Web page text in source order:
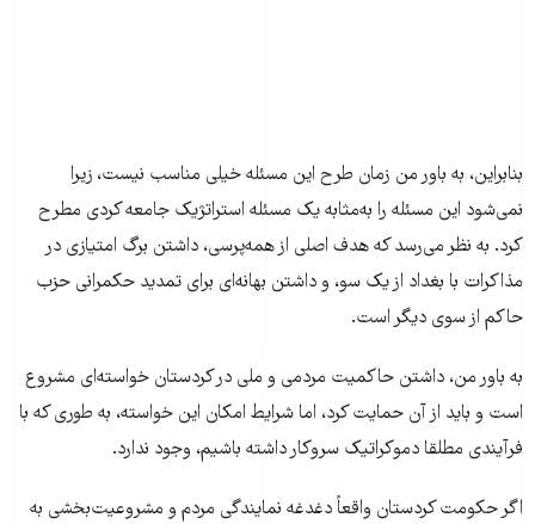
بنابراین، به باور من زمان طرح این مسئله خیلی مناسب نیست، زیرا
نمی‌شود این مسئله را به‌مثابه یک مسئله استراتژیک جامعه کردی مطرح
کرد. به نظر می‌رسد که هدف اصلی از همه‌پرسی، داشتن برگ امتیازی در
مذاکرات با بغداد از یک سو، و داشتن بهانه‌ای برای تمدید حکمرانی حزب
حاکم از سوی دیگر است.
به باور من، داشتن حاکمیت مردمی و ملی در کردستان خواسته‌ای مشروع
است و باید از آن حمایت کرد، اما شرایط امکان این خواسته، به طوری که با
فرآیندی مطلقا دموکراتیک سروکار داشته باشیم، وجود ندارد.
اگر حکومت کردستان واقعاً دغدغه نمایندگی مردم و مشروعیت‌بخشی به